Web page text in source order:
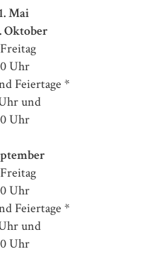
Mai
Oktober
Uhr
Feiertage *
und
Uhr
Uhr
Feiertage *
und
Uhr